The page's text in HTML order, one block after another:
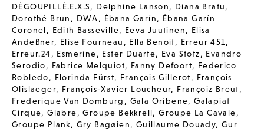
DÉGOUPILLÉ.E.X.S, Delphine Lanson, Diana Bratu,
Dorothé Brun , DWA, Ébana Garín, Ébana Garín
Coronel, Edith Basseville, Eeva Juutinen, Elisa
Andeßner, Elise Fourneau , Ella Benoit, Erreur 451,
Erreur.24, Esmerine, Ester Duarte, Eva Stotz , Evandro
Serodio, Fabrice Melquiot, Fanny Defoort, Federico
Robledo, Florinda Fürst, François Gillerot, François
Olislaeger, François-Xavier Loucheur, Françoiz Breut,
Frederique Van Domburg , Gala Oribene,Galapiat
Cirque,Glabre,Groupe Bekkrell,Groupe La Cavale,
Groupe Plank, Gry Bagøien, Guillaume Douady,Gur